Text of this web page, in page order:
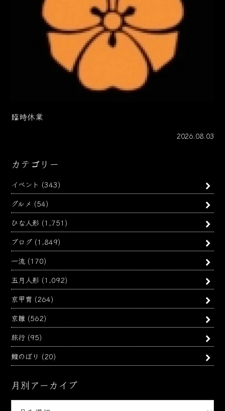
臨時休業
2026.08.03
カテゴリー
イベント (343)
グルメ (54)
ひな人形 (1,751)
ブログ (1,849)
一流 (170)
五月人形 (1,092)
京甲冑 (264)
京雛 (562)
旅行 (95)
鯉のぼり (20)
月別アーカイブ